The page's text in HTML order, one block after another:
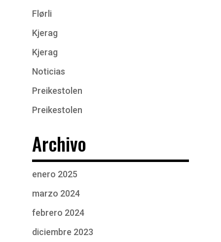
Flørli
Kjerag
Kjerag
Noticias
Preikestolen
Preikestolen
Archivo
enero 2025
marzo 2024
febrero 2024
diciembre 2023